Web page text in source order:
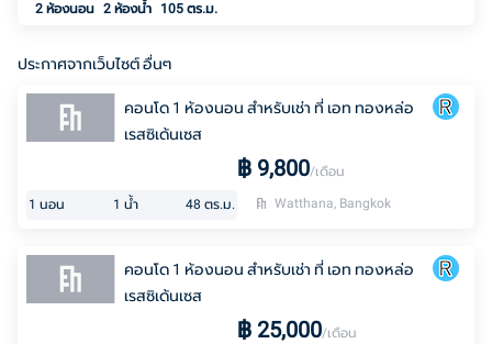
2 ห้องนอน 2 ห้องน้ำ 105 ตร.ม.
ประกาศจากเว็บไซต์ อื่นๆ
คอนโด 1 ห้องนอน สำหรับเช่า ที่ เอท ทองหล่อ
เรสซิเด้นเซส
฿ 9,800/เดือน
1 นอน 1 น้ำ 48 ตร.ม. Watthana, Bangkok
คอนโด 1 ห้องนอน สำหรับเช่า ที่ เอท ทองหล่อ
เรสซิเด้นเซส
฿ 25,000/เดือน